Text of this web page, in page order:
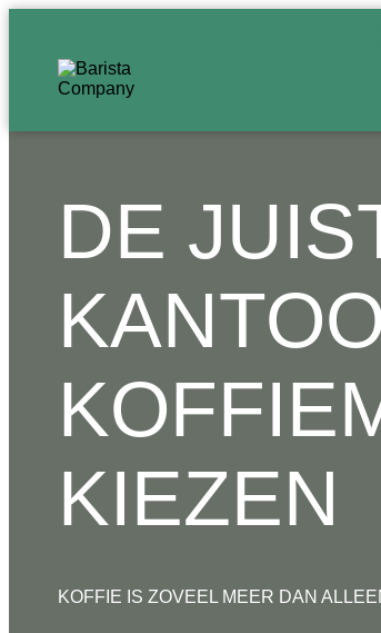
DE
KIEZEN
KOFFIE IS ZOVEEL MEER DAN